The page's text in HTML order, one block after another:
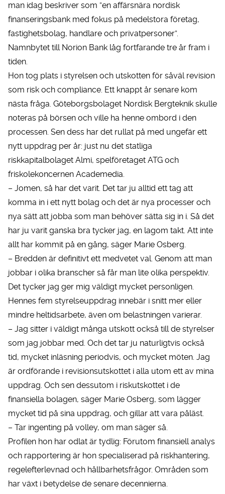
man idag beskriver som ”en affärsnära nordisk
finanseringsbank med fokus på medelstora företag,
fastighetsbolag, handlare och privatpersoner”.
Namnbytet till Norion Bank låg fortfarande tre år fram i
tiden.
Hon tog plats i styrelsen och utskotten för såväl revision
som risk och compliance. Ett knappt år senare kom
nästa fråga. Göteborgsbolaget Nordisk Bergteknik skulle
noteras på börsen och ville ha henne ombord i den
processen. Sen dess har det rullat på med ungefär ett
nytt uppdrag per år: just nu det statliga
riskkapitalbolaget Almi, spelföretaget ATG och
friskolekoncernen Academedia.
– Jomen, så har det varit. Det tar ju alltid ett tag att
komma in i ett nytt bolag och det är nya processer och
nya sätt att jobba som man behöver sätta sig in i. Så det
har ju varit ganska bra tycker jag, en lagom takt. Att inte
allt har kommit på en gång, säger Marie Osberg.
– Bredden är definitivt ett medvetet val. Genom att man
jobbar i olika branscher så får man lite olika perspektiv.
Det tycker jag ger mig väldigt mycket personligen.
Hennes fem styrelseuppdrag innebär i snitt mer eller
mindre heltidsarbete, även om belastningen varierar.
– Jag sitter i väldigt många utskott också till de styrelser
som jag jobbar med. Och det tar ju naturligtvis också
tid, mycket inläsning periodvis, och mycket möten. Jag
är ordförande i revisionsutskottet i alla utom ett av mina
uppdrag. Och sen dessutom i riskutskottet i de
finansiella bolagen, säger Marie Osberg, som lägger
mycket tid på sina uppdrag, och gillar att vara påläst.
– Tar ingenting på volley, om man säger så.
Profilen hon har odlat är tydlig: Förutom finansiell analys
och rapportering är hon specialiserad på riskhantering,
regelefterlevnad och hållbarhetsfrågor. Områden som
har växt i betydelse de senare decennierna.